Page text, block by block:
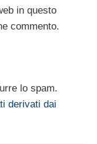
in questo
commento.
lo spam.
derivati dai